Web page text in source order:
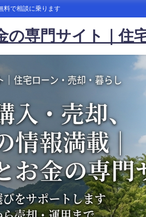
料で相談に乗ります
の専門サイト｜住